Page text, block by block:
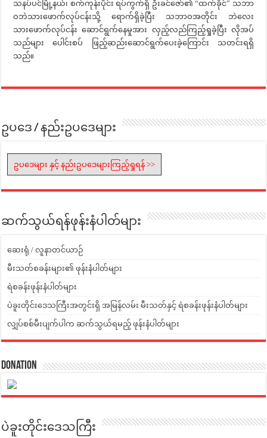
သနပ်ပင်မြို့နယ်၊ စက်ကုန်းပိုင်း ရပ်ကွက်ရှိ ဦးခင်ဇော်၏ “ထက်ခိုင်” သဘာ
ဝဘဲသားဖောက်လုပ်ငန်းသို့ ရောက်ရှိခဲ့ပြီး သဘာဝအတိုင်း ဘဲလေး
သားဖောက်လုပ်ငန်း ဆောင်ရွက်နေမှုအား လှည့်လည်ကြည့်ရှုခဲ့ပြီး လိုအပ်
သည်များ ပေါင်းစပ် ဖြည့်ဆည်းဆောင်ရွက်ပေးခဲ့ကြောင်း သတင်းရရှိ
သည်။
ဥပဒေ / နည်းဥပဒေများ
ဥပဒေများ နှင့် နည်းဥပဒေများကြည့်ရှုရန် >>
ဆက်သွယ်ရန်ဖုန်းနံပါတ်များ
ဆေးရုံ / လူနာတင်ယာဉ်
မီးသတ်စခန်းများ၏ ဖုန်းနံပါတ်များ
ရဲစခန်းဖုန်းနံပါတ်များ
ပဲခူးတိုင်းဒေသကြီးအတွင်းရှိ အမြန်လမ်း မီးသတ်နှင့် ရဲစခန်းဖုန်းနံပါတ်များ
လျှပ်စစ်မီးပျက်ပါက ဆက်သွယ်ရမည့် ဖုန်းနံပါတ်များ
Donation
ပဲခူးတိုင်းဒေသကြီး